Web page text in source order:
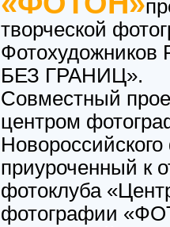
творческой
БЕЗ ГРАНИЦ».
Совместный
центром
приуроченный к
фотоклуба
фотографии